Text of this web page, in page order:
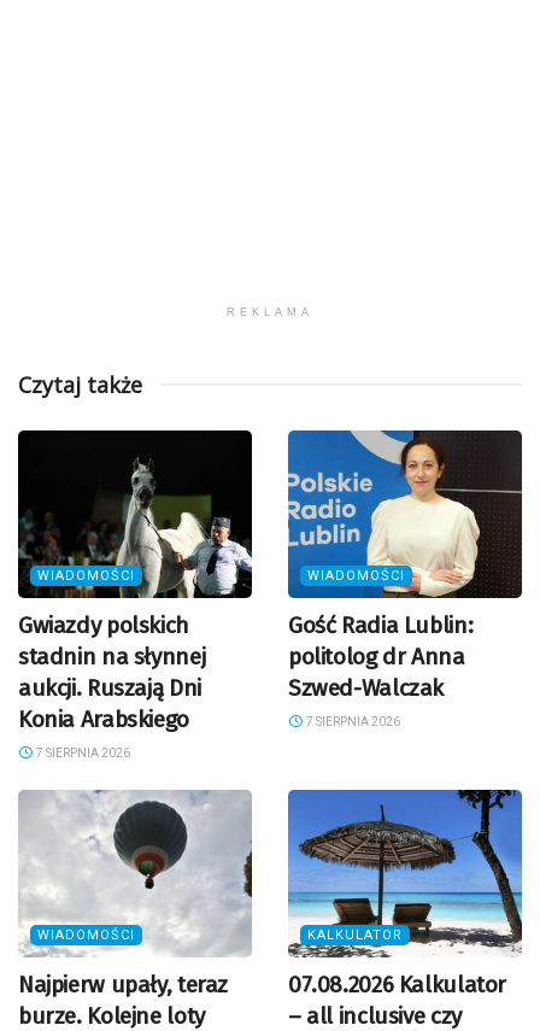
REKLAMA
Czytaj także
WIADOMOŚCI
Gwiazdy polskich
stadnin na słynnej
aukcji. Ruszają Dni
Konia Arabskiego
7 SIERPNIA 2026
WIADOMOŚCI
Gość Radia Lublin:
politolog dr Anna
Szwed-Walczak
7 SIERPNIA 2026
WIADOMOŚCI
Najpierw upały, teraz
burze. Kolejne loty
KALKULATOR
07.08.2026 Kalkulator
– all inclusive czy